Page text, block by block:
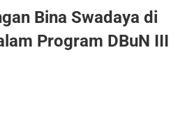
Bina Swadaya di
Program DBuN III